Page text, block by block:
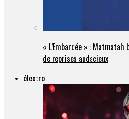
« L’Embardée » :
de reprises audacieux
électro